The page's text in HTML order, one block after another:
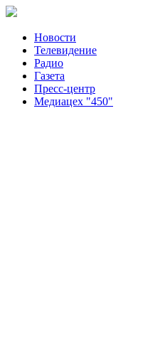
Новости
Телевидение
Радио
Газета
Пресс-центр
Медиацех "450"